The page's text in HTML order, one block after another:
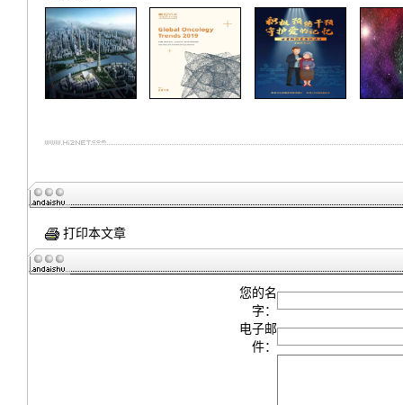
打印本文章
您的名
字：
电子邮
件：